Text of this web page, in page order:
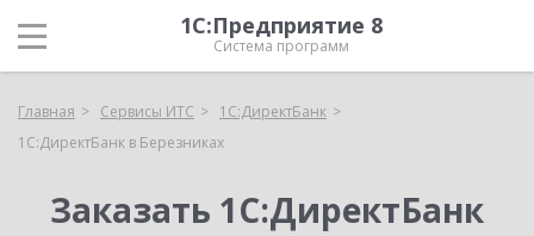
1С:Предприятие 8
Система программ
Главная Сервисы ИТС
1С:ДиректБанк
1С:ДиректБанк в Березниках
Заказать 1С:ДиректБанк